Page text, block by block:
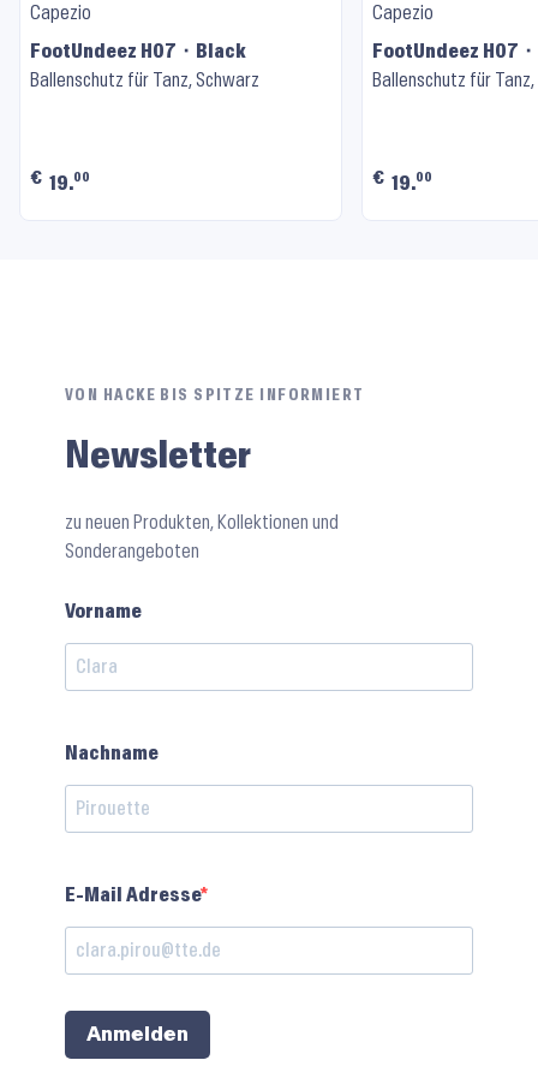
Capezio
FootUndeez H07 ⬝ Black
Ballenschutz für Tanz, Schwarz
€ 19.00
Capezio
Ballenschutz für
€ 19.00
VON HACKE BIS SPITZE INFORMIERT
Newsletter
zu neuen Produkten, Kollektionen und
Sonderangeboten
Vorname
Nachname
E-Mail Adresse
Anmelden